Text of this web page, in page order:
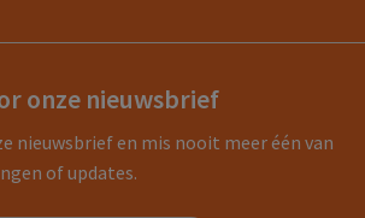
onze nieuwsbrief
nieuwsbrief en mis nooit meer één van
of updates.